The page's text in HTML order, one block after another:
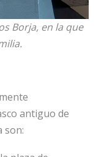
Borja, en la que
antiguo de
son: